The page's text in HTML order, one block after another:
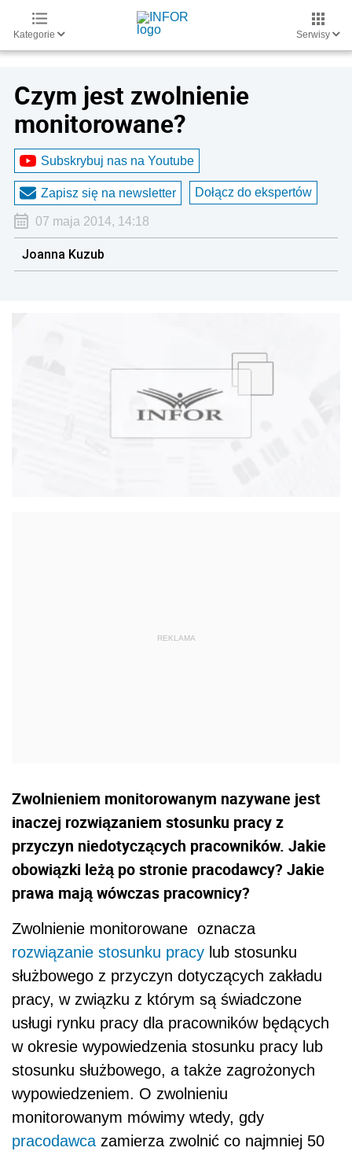
Kategorie Serwisy
Czym jest zwolnienie
monitorowane?
Subskrybuj nas na Youtube
Zapisz się na newsletter Dołącz do ekspertów
07 maja 2014, 14:18
Joanna Kuzub
Zwolnieniem monitorowanym nazywane jest
inaczej rozwiązaniem stosunku pracy z
przyczyn niedotyczących pracowników. Jakie
obowiązki leżą po stronie pracodawcy? Jakie
prawa mają wówczas pracownicy?
Zwolnienie monitorowane oznacza
rozwiązanie stosunku pracy lub stosunku
służbowego z przyczyn dotyczących zakładu
pracy, w związku z którym są świadczone
usługi rynku pracy dla pracowników będących
w okresie wypowiedzenia stosunku pracy lub
stosunku służbowego, a także zagrożonych
wypowiedzeniem. O zwolnieniu
monitorowanym mówimy wtedy, gdy
pracodawca zamierza zwolnić co najmniej 50